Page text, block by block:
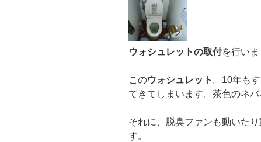
ウォシュレットの取付を行いま
このウォシュレット 。10年も
てきてしまいます。茶色のネ
それに、脱臭ファンも動いた
す。